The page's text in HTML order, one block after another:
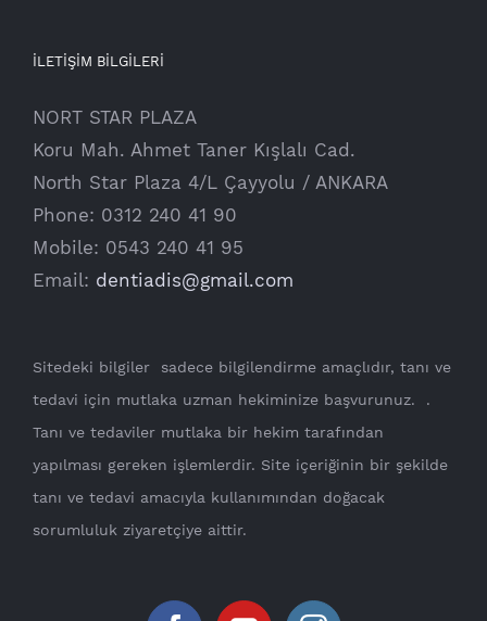
İLETİŞİM BİLGİLERİ
NORT STAR PLAZA
Koru Mah. Ahmet Taner Kışlalı Cad.
North Star Plaza 4/L Çayyolu / ANKARA
Phone: 0312 240 41 90
Mobile: 0543 240 41 95
Email: dentiadis@gmail.com
Sitedeki bilgiler sadece bilgilendirme amaçlıdır, tanı ve
tedavi için mutlaka uzman hekiminize başvurunuz. .
Tanı ve tedaviler mutlaka bir hekim tarafından
yapılması gereken işlemlerdir. Site içeriğinin bir şekilde
tanı ve tedavi amacıyla kullanımından doğacak
sorumluluk ziyaretçiye aittir.